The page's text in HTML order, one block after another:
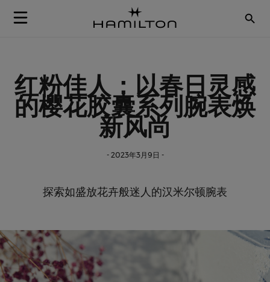
红粉佳人：以春日灵感
的樱花胶囊系列腕表焕
新风尚
- 2023年3月9日 -
探索如盛放花卉般迷人的汉米尔顿腕表